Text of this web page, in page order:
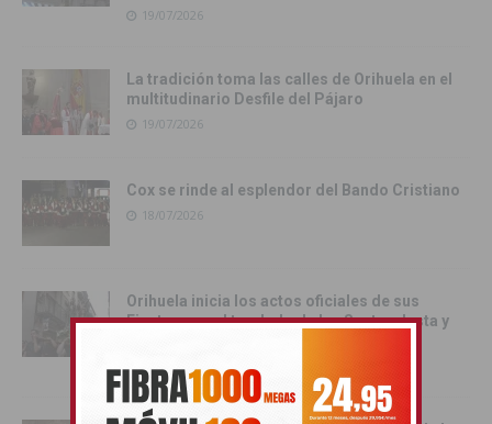
19/07/2026
La tradición toma las calles de Orihuela en el
multitudinario Desfile del Pájaro
19/07/2026
Cox se rinde al esplendor del Bando Cristiano
18/07/2026
Orihuela inicia los actos oficiales de sus
Fiestas con el traslado de las Santas Justa y